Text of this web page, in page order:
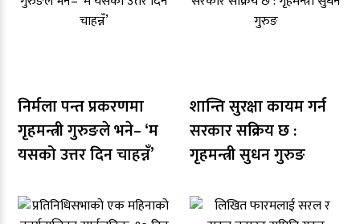
निर्मला पन्त प्रकरणमा
गृहमन्त्री गुरुङले भने– ‘म
यसको उत्तर दिन चाहन्नँ’
शान्ति सुरक्षा कायम गर्न
सरकार सक्रिय छ :
गृहमन्त्री सुधन गुरुङ